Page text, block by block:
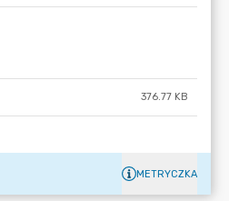
376.77 KB
METRYCZKA